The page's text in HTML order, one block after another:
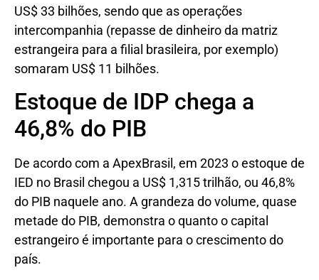
US$ 33 bilhões, sendo que as operações
intercompanhia (repasse de dinheiro da matriz
estrangeira para a filial brasileira, por exemplo)
somaram US$ 11 bilhões.
Estoque de IDP chega a
46,8% do PIB
De acordo com a ApexBrasil, em 2023 o estoque de
IED no Brasil chegou a US$ 1,315 trilhão, ou 46,8%
do PIB naquele ano. A grandeza do volume, quase
metade do PIB, demonstra o quanto o capital
estrangeiro é importante para o crescimento do
país.